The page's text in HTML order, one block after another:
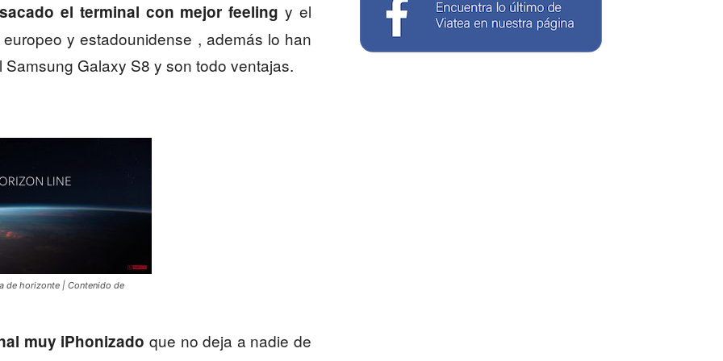
el terminal con mejor feeling y el
y estadounidense , además lo han
Galaxy S8 y son todo ventajas.
de horizonte | Contenido de
muy iPhonizado que no deja a nadie de